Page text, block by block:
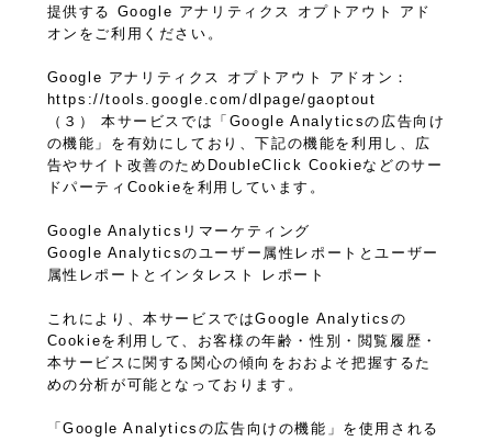
提供する Google アナリティクス オプトアウト アド
オンをご利用ください。
Google アナリティクス オプトアウト アドオン：
https://tools.google.com/dlpage/gaoptout
（３） 本サービスでは「Google Analyticsの広告向け
の機能」を有効にしており、下記の機能を利用し、広
告やサイト改善のためDoubleClick Cookieなどのサー
ドパーティCookieを利用しています。
Google Analyticsリマーケティング
Google Analyticsのユーザー属性レポートとユーザー
属性レポートとインタレスト レポート
これにより、本サービスではGoogle Analyticsの
Cookieを利用して、お客様の年齢・性別・閲覧履歴・
本サービスに関する関心の傾向をおおよそ把握するた
めの分析が可能となっております。
「Google Analyticsの広告向けの機能」を使用される